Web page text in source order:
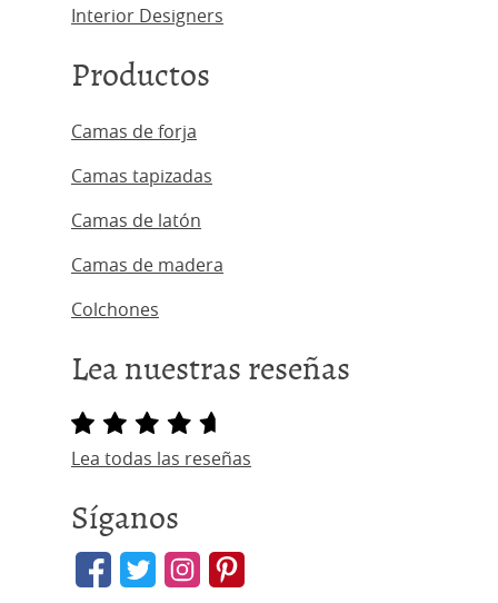
Interior Designers
Productos
Camas de forja
Camas tapizadas
Camas de latón
Camas de madera
Colchones
Lea nuestras reseñas
Lea todas las reseñas
Síganos